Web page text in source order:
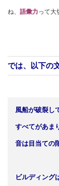
ね、 語彙力 って大
では、以下の
風船が破裂し
すべてがあま
音は目当ての
ビルディング